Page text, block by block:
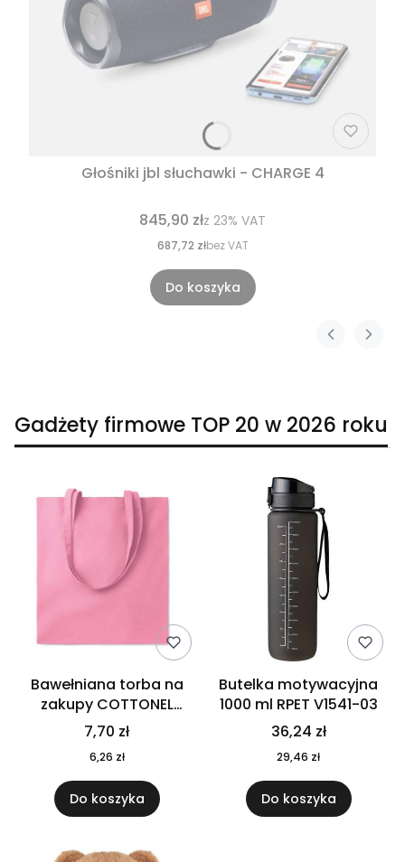
Głośniki jbl słuchawki - CHARGE 4
845,90 złz 23% VAT
687,72 złbez VAT
Do koszyka
Gadżety firmowe TOP 20 w 2026 roku
Bawełniana torba na
zakupy COTTONEL
COLOUR++ MO9846-11
7,70 zł
6,26 zł
Do koszyka
Butelka motywacyjna
1000 ml RPET V1541-03
36,24 zł
29,46 zł
Do koszyka